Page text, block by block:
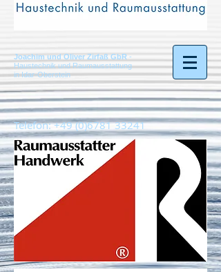
Joachim und Oliver Zirfaß GbR-
Haustechnik und Raumausstattung
in Idar-Oberstein
Telefon:+49 (0)6781 33241